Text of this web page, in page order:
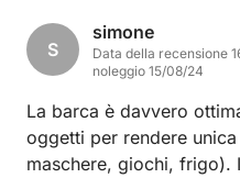
S
simone
Data della recensione
noleggio 15/08/24
La barca è davvero
oggetti per rendere
maschere, giochi, frigo).